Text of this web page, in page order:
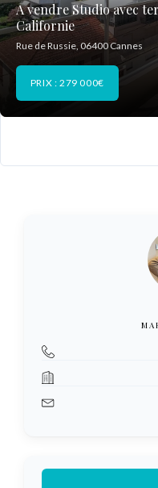
A vendre Studio avec
Californie
Rue de Russie, 06400 Cannes
PRIX : 279 000€